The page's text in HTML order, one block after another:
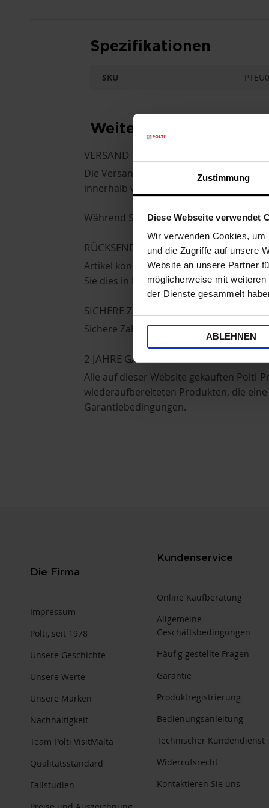
Zustimmung
Diese Webseite verwendet
Wir verwenden Cookies,
und die Zugriffe auf unsere
Website an unsere Partner
möglicherweise mit
der Dienste gesammelt
ABLEHNEN
Spezifikationen
SKU
Weitere nützliche
VERSAND
Die Versandkosten betragen 7,50€ für
innerhalb von 5-7 Werktagen (außer
Während Schlussverkäufen, am Black
RÜCKSENDUNGEN
Artikel können innerhalb von 14 Tagen
Sie dies in Ihrem persönlichen Bereich
SICHERE ZAHLUNGEN
Sichere Zahlungen mit Kreditkarte oder
2 JAHRE GARANTIE
Alle auf dieser Website gekauften Polti-
wiederaufbereiteten Produkten, die
Garantiebedingungen.
Die Firma
Impressum
Polti, seit 1978
Unsere Geschichte
Unsere Werte
Unsere Marken
Nachhaltigkeit
Team Polti VisitMalta
Qualitätsstandard
Fallstudien
Kundenservice
Online Kaufberatung
Allgemeine
Geschäftsbedingungen
Häufig gestellte Fragen
Garantie
Produktregistrierung
Bedienungsanleitung
Technischer Kundendienst
Widerrufsrecht
Kontaktieren Sie uns